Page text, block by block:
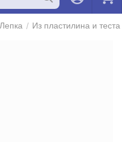
Лепка / Из пластилина и теста